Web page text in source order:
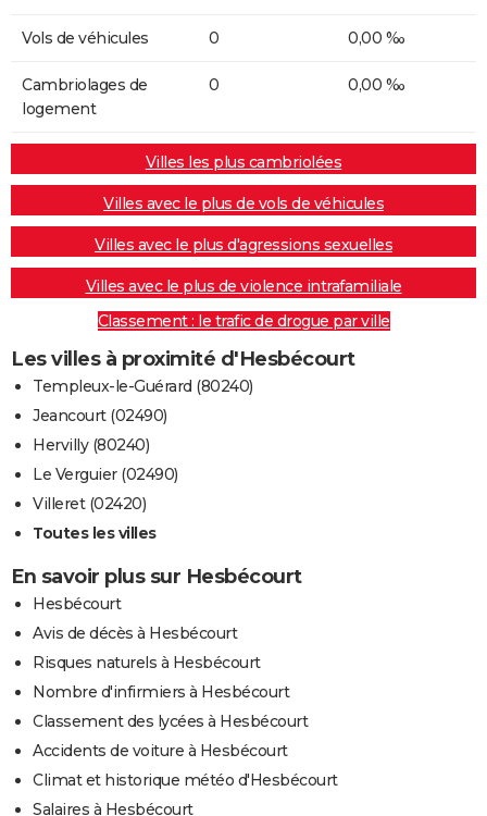
Vols de véhicules 0 0,00 ‰
Cambriolages de
logement
0 0,00 ‰
Villes les plus cambriolées
Villes avec le plus de vols de véhicules
Villes avec le plus d'agressions sexuelles
Villes avec le plus de violence intrafamiliale
Classement : le trafic de drogue par ville
Les villes à proximité d'Hesbécourt
Templeux-le-Guérard (80240)
Jeancourt (02490)
Hervilly (80240)
Le Verguier (02490)
Villeret (02420)
Toutes les villes
En savoir plus sur Hesbécourt
Hesbécourt
Avis de décès à Hesbécourt
Risques naturels à Hesbécourt
Nombre d'infirmiers à Hesbécourt
Classement des lycées à Hesbécourt
Accidents de voiture à Hesbécourt
Climat et historique météo d'Hesbécourt
Salaires à Hesbécourt